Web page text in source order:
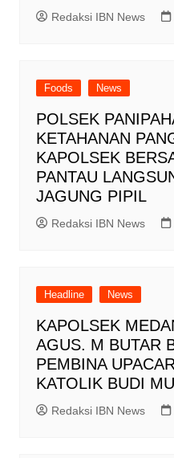
Redaksi IBN News
Foods News
POLSEK
KETAHANAN
KAPOLSEK
PANTAU
JAGUNG PIPIL
Redaksi IBN News
Headline News
KAPOLSEK
AGUS. M BUTAR
PEMBINA
KATOLIK BUDI
Redaksi IBN News